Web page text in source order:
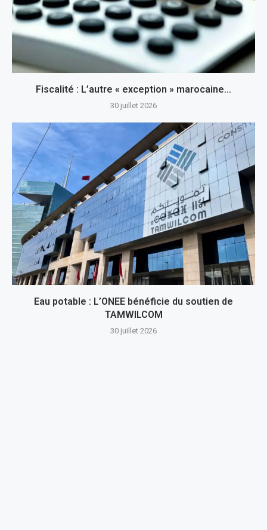
Fiscalité : L’autre « exception » marocaine…
30 juillet 2026
Eau potable : L’ONEE bénéficie du soutien de
TAMWILCOM
30 juillet 2026